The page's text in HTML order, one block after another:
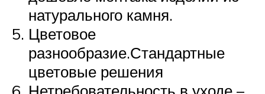
натурального камня.
Цветовое
разнообразие.Стандартные
цветовые решения